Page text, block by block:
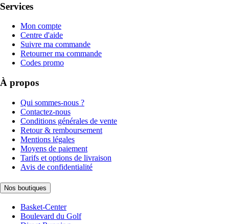
Services
Mon compte
Centre d'aide
Suivre ma commande
Retourner ma commande
Codes promo
À propos
Qui sommes-nous ?
Contactez-nous
Conditions générales de vente
Retour & remboursement
Mentions légales
Moyens de paiement
Tarifs et options de livraison
Avis de confidentialité
Nos boutiques
Basket-Center
Boulevard du Golf